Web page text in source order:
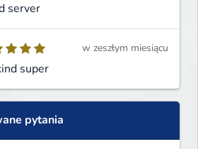
server
super
w zeszłym miesiącu
pytania